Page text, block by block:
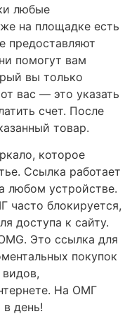
любые
на площадке есть
предоставляют
помогут вам
вы только
вас — это указать
счет. После
товар.
которое
Ссылка работает
любом устройстве.
часто блокируется,
доступа к сайту.
Это ссылка для
покупок
На ОМГ
день!